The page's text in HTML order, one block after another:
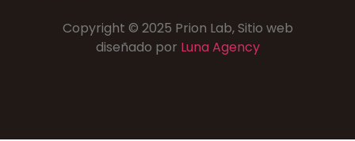
Copyright © 2025 Prion Lab, Sitio web
diseñado por Luna Agency